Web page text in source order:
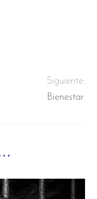
Siguiente:
Bienestar